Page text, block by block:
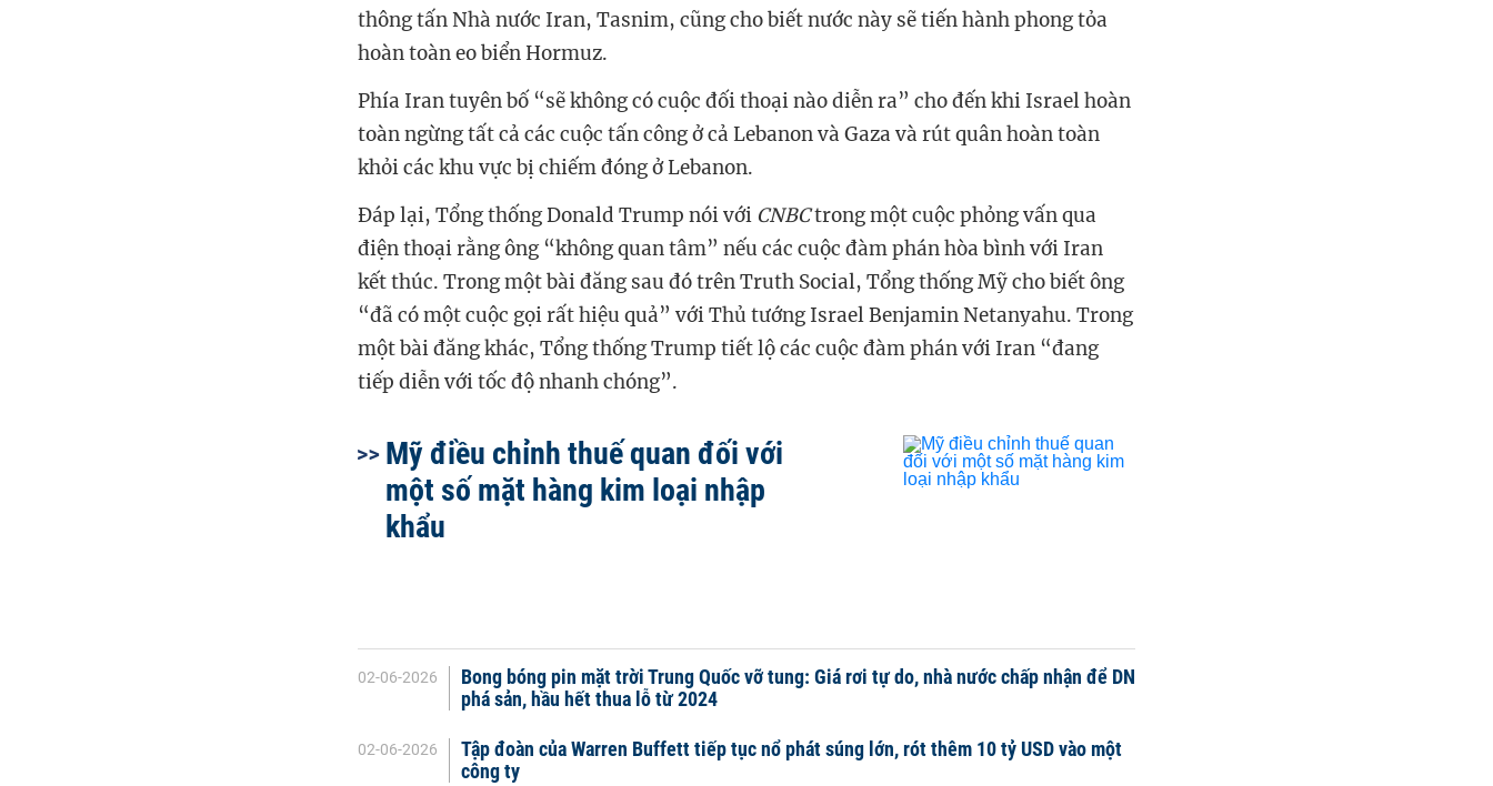
thông tấn Nhà nước Iran, Tasnim, cũng cho biết nước này sẽ tiến hành phong tỏa
hoàn toàn eo biển Hormuz.
Phía Iran tuyên bố “sẽ không có cuộc đối thoại nào diễn ra” cho đến khi Israel hoàn
toàn ngừng tất cả các cuộc tấn công ở cả Lebanon và Gaza và rút quân hoàn toàn
khỏi các khu vực bị chiếm đóng ở Lebanon.
Đáp lại, Tổng thống Donald Trump nói với CNBCtrong một cuộc phỏng vấn qua
điện thoại rằng ông “không quan tâm” nếu các cuộc đàm phán hòa bình với Iran
kết thúc. Trong một bài đăng sau đó trên Truth Social, Tổng thống Mỹ cho biết ông
“đã có một cuộc gọi rất hiệu quả” với Thủ tướng Israel Benjamin Netanyahu. Trong
một bài đăng khác, Tổng thống Trump tiết lộ các cuộc đàm phán với Iran “đang
tiếp diễn với tốc độ nhanh chóng”.
Mỹ điều chỉnh thuế quan đối với
một số mặt hàng kim loại nhập
khẩu
02-06-2026
Bong bóng pin mặt trời Trung Quốc vỡ tung: Giá rơi tự do, nhà nước chấp nhận để DN
phá sản, hầu hết thua lỗ từ 2024
02-06-2026
Tập đoàn của Warren Buffett tiếp tục nổ phát súng lớn, rót thêm 10 tỷ USD vào một
công ty